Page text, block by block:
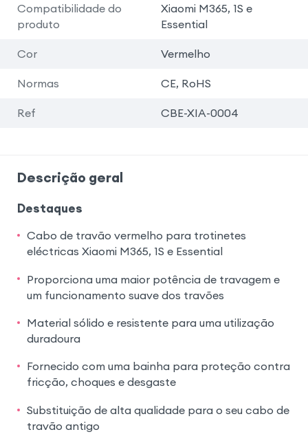
Compatibilidade do
produto
Xiaomi M365, 1S e
Essential
Cor Vermelho
Normas CE, RoHS
Ref CBE-XIA-0004
Descrição geral
Destaques
Cabo de travão vermelho para trotinetes
eléctricas Xiaomi M365, 1S e Essential
Proporciona uma maior potência de travagem e
um funcionamento suave dos travões
Material sólido e resistente para uma utilização
duradoura
Fornecido com uma bainha para proteção contra
fricção, choques e desgaste
Substituição de alta qualidade para o seu cabo de
travão antigo